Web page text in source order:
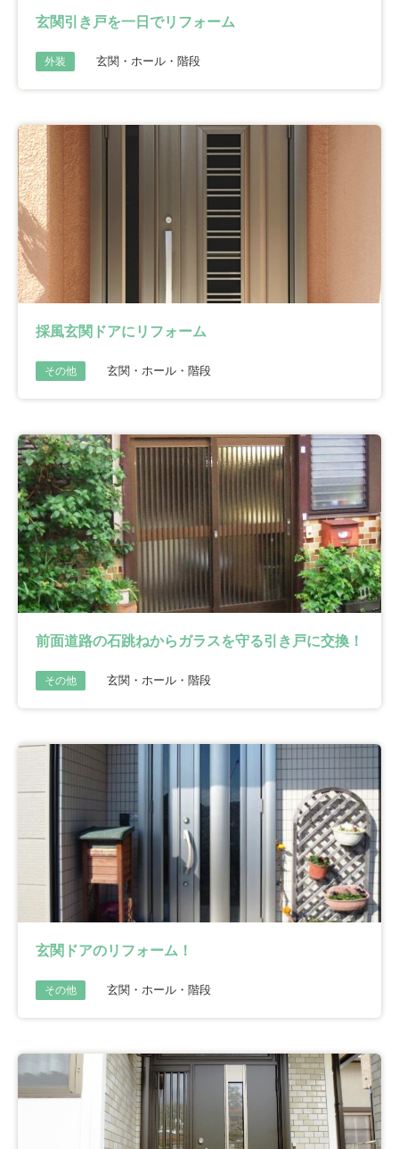
玄関引き戸を一日でリフォーム
外装 玄関・ホール・階段
採風玄関ドアにリフォーム
その他 玄関・ホール・階段
前面道路の石跳ねからガラスを守る引き戸に交換！
その他 玄関・ホール・階段
玄関ドアのリフォーム！
その他 玄関・ホール・階段